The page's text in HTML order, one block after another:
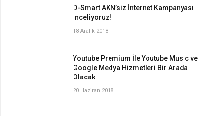
D-Smart AKN’siz İnternet Kampanyası
İnceliyoruz!
18 Aralık 2018
Youtube Premium İle Youtube Music ve
Google Medya Hizmetleri Bir Arada
Olacak
20 Haziran 2018